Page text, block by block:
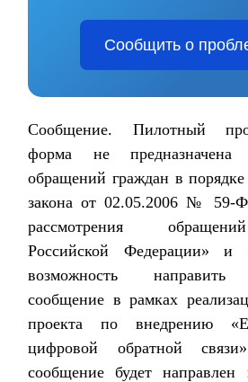
Сообщить о
Сообщение. Пилотный
форма не
обращений граждан в порядке
закона от 02.05.2006 № 59-
рассмотрения
Российской Федерации» и
возможность направить
сообщение в рамках
проекта по внедрению
цифровой обратной
сообщение будет